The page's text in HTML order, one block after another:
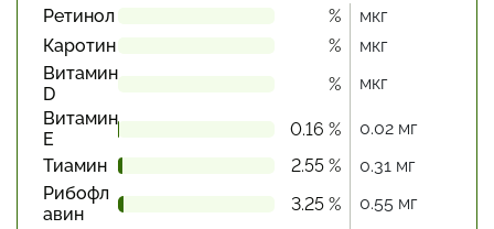
Ретинол %
мкг
Каротин
%
мкг
Витамин
D
%
мкг
Витамин
Е
0.16 %
0.02 мг
Тиамин
2.55 %
0.31 мг
Рибофл
авин
3.25 %
0.55 мг